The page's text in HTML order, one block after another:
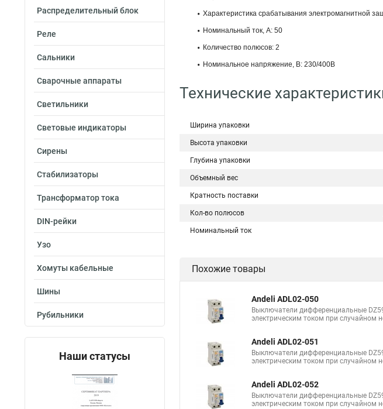
Распределительный блок
Реле
Сальники
Сварочные аппараты
Светильники
Световые индикаторы
Сирены
Стабилизаторы
Трансформатор тока
DIN-рейки
Узо
Хомуты кабельные
Шины
Рубильники
Наши статусы
Характеристика срабатывания электромагнитной
Номинальный ток, А: 50
Количество полюсов: 2
Номинальное напряжение, В: 230/400В
Технические
Ширина упаковки
Высота упаковки
Глубина упаковки
Объемный вес
Кратность поставки
Кол-во полюсов
Номинальный ток
Похожие товары
Andeli ADL02-050
Выключатели дифференциальные
электрическим током при случайном
Andeli ADL02-051
Выключатели дифференциальные
электрическим током при случайном
Andeli ADL02-052
Выключатели дифференциальные
электрическим током при случайном